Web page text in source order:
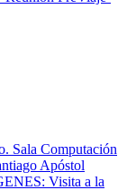
Sala Computación
Apóstol
Visita a la